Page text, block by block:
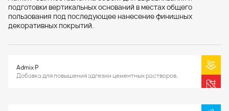
подготовки вертикальных оснований в местах общего
пользования под последующее нанесение финишных
декоративных покрытий.
Admix P
Добавка для повышения адгезии цементных растворов.